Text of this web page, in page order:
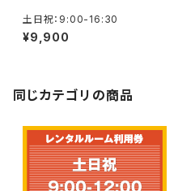
土日祝：9:00-16:30
¥9,900
同じカテゴリの商品